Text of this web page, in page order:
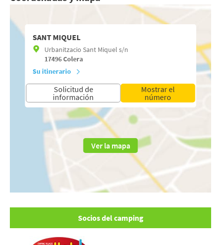
SANT MIQUEL
Urbanitzacio Sant Miquel s/n
17496Colera
Su itinerario
Solicitud de
información
Mostrar el
número
Ver la mapa
Socios del camping